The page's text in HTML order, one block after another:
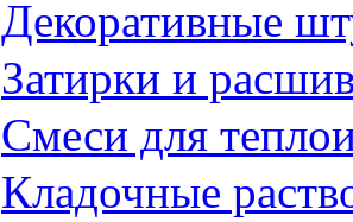
Декоративные
Затирки и
Смеси для
Кладочные